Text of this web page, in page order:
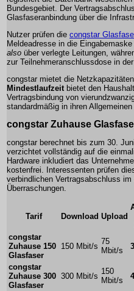
Bundesgebiet. Der
Glasfaseranbindung über die
Nutzer prüfen die congstar
Meldeadresse in die
also über verlegte Leitungen,
zur Teilnehmeranschlussdose in
congstar mietet die
Mindestlaufzeit bietet den
Vertragsbindung von
standardmäßig in ihren
congstar Zuhause
congstar berechnet bis zum 30.
verzichtet vollständig auf die
Hardware inkludiert das
kostenfrei. Interessenten prüfen
verbindlichen Vertragsabschluss
Überraschungen.
Tarif Download Upload
congstar
Zuhause 150
Glasfaser
150 Mbit/s
75
Mbit/s
congstar
Zuhause 300
Glasfaser
300 Mbit/s
150
Mbit/s